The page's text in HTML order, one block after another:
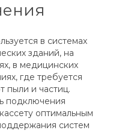
в системах
зданий, на
в медицинских
где требуется
пыли и частиц.
подключения
оптимальным
систем